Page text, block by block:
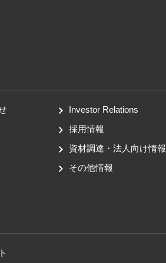
Investor Relations
採用情報
資材調達・法人向け情報
その他情報